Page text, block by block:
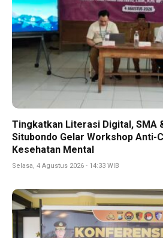
Tingkatkan Literasi Digital, SMA
Situbondo Gelar Workshop Anti-
Kesehatan Mental
Selasa, 4 Agustus 2026 - 14:33 WIB